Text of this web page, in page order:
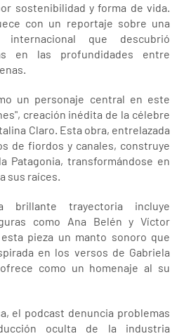
sostenibilidad y forma de vida.
con un reportaje sobre una
internacional que descubrió
en las profundidades entre
un personaje central en este
creación inédita de la célebre
Claro. Esta obra, entrelazada
de fiordos y canales, construye
Patagonia, transformándose en
sus raíces.
brillante trayectoria incluye
como Ana Belén y Víctor
pieza un manto sonoro que
en los versos de Gabriela
como un homenaje al su
el podcast denuncia problemas
oculta de la industria